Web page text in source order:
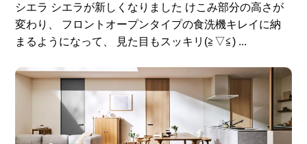
シエラ シエラが新しくなりました けこみ部分の高さが
変わり、 フロントオープンタイプの食洗機キレイに納
まるようになって、 見た目もスッキリ(≧▽≦) ...